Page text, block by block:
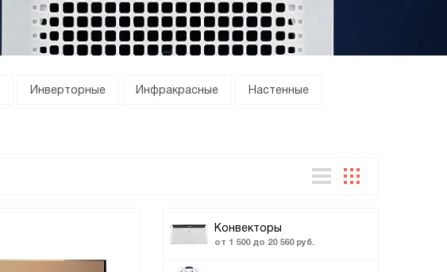
Инверторные Инфракрасные Настенные
Конвекторы
от 1 500 до 20 560 руб.